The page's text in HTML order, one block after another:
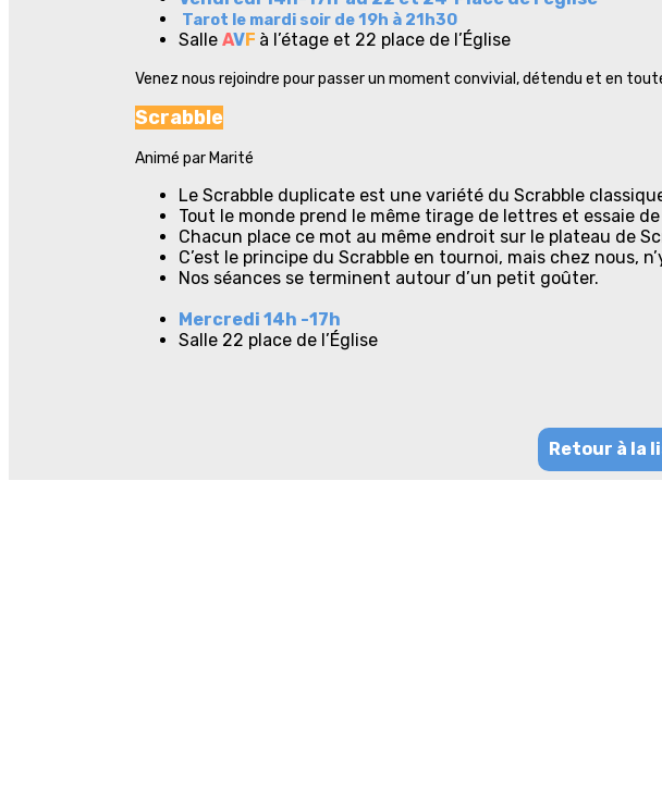
Tarot le mardi soir de 19h à 21h30
Salle AVF à l’étage et 22 place de l’Église
Venez nous rejoindre pour passer un moment convivial, détendu et en
Scrabble
Animé par Marité
Le Scrabble duplicate est une variété du Scrabble
Tout le monde prend le même tirage de lettres et essaie
Chacun place ce mot au même endroit sur le plateau de
C’est le principe du Scrabble en tournoi, mais chez nous,
Nos séances se terminent autour d’un petit goûter.
Mercredi 14h -17h
Salle 22 place de l’Église
Retour à la